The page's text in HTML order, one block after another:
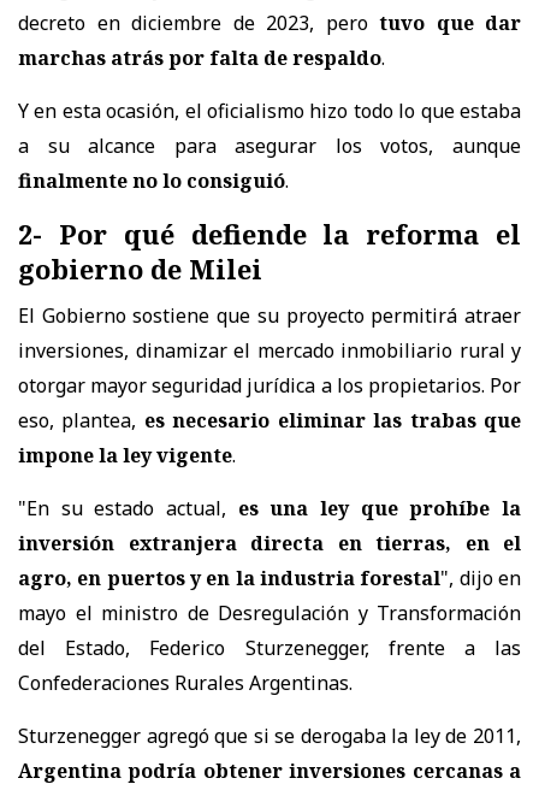
decreto en diciembre de 2023, pero tuvo que dar
marchas atrás por falta de respaldo.
Y en esta ocasión, el oficialismo hizo todo lo que estaba
a su alcance para asegurar los votos, aunque
finalmente no lo consiguió.
2- Por qué defiende la reforma el
gobierno de Milei
El Gobierno sostiene que su proyecto permitirá atraer
inversiones, dinamizar el mercado inmobiliario rural y
otorgar mayor seguridad jurídica a los propietarios. Por
eso, plantea, es necesario eliminar las trabas que
impone la ley vigente.
"En su estado actual, es una ley que prohíbe la
inversión extranjera directa en tierras, en el
agro, en puertos y en la industria forestal", dijo en
mayo el ministro de Desregulación y Transformación
del Estado, Federico Sturzenegger, frente a las
Confederaciones Rurales Argentinas.
Sturzenegger agregó que si se derogaba la ley de 2011,
Argentina podría obtener inversiones cercanas a